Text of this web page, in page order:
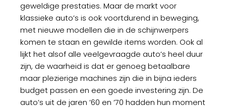
geweldige prestaties. Maar de markt voor
klassieke auto’s is ook voortdurend in beweging,
met nieuwe modellen die in de schijnwerpers
komen te staan en gewilde items worden. Ook al
lijkt het alsof alle veelgevraagde auto’s heel duur
zijn, de waarheid is dat er genoeg betaalbare
maar plezierige machines zijn die in bijna ieders
budget passen en een goede investering zijn. De
auto’s uit de jaren ’60 en ’70 hadden hun moment